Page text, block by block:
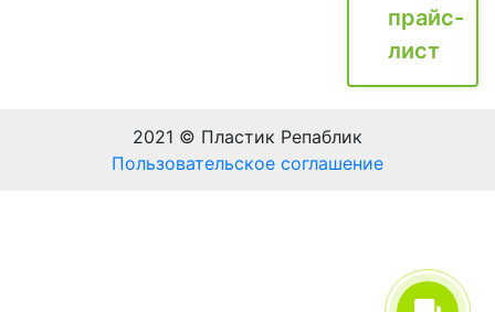
прайс-
лист
2021 © Пластик Репаблик
Пользовательское соглашение